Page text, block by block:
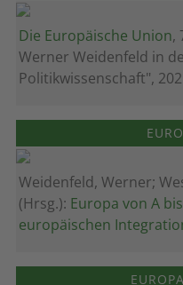
Die Europäische Union,
Werner Weidenfeld in
Politikwissenschaft",
Weidenfeld, Werner;
(Hrsg.): Europa von A
europäischen